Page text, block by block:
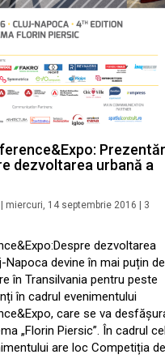
dezvoltarea urbană a
miercuri, 14 septembrie 2016
3
dezvoltarea
Napoca devine în mai puțin
în Transilvania pentru peste
în cadrul evenimentului
care se va
„Florin Piersic”. În cadrul
are loc Competiția de